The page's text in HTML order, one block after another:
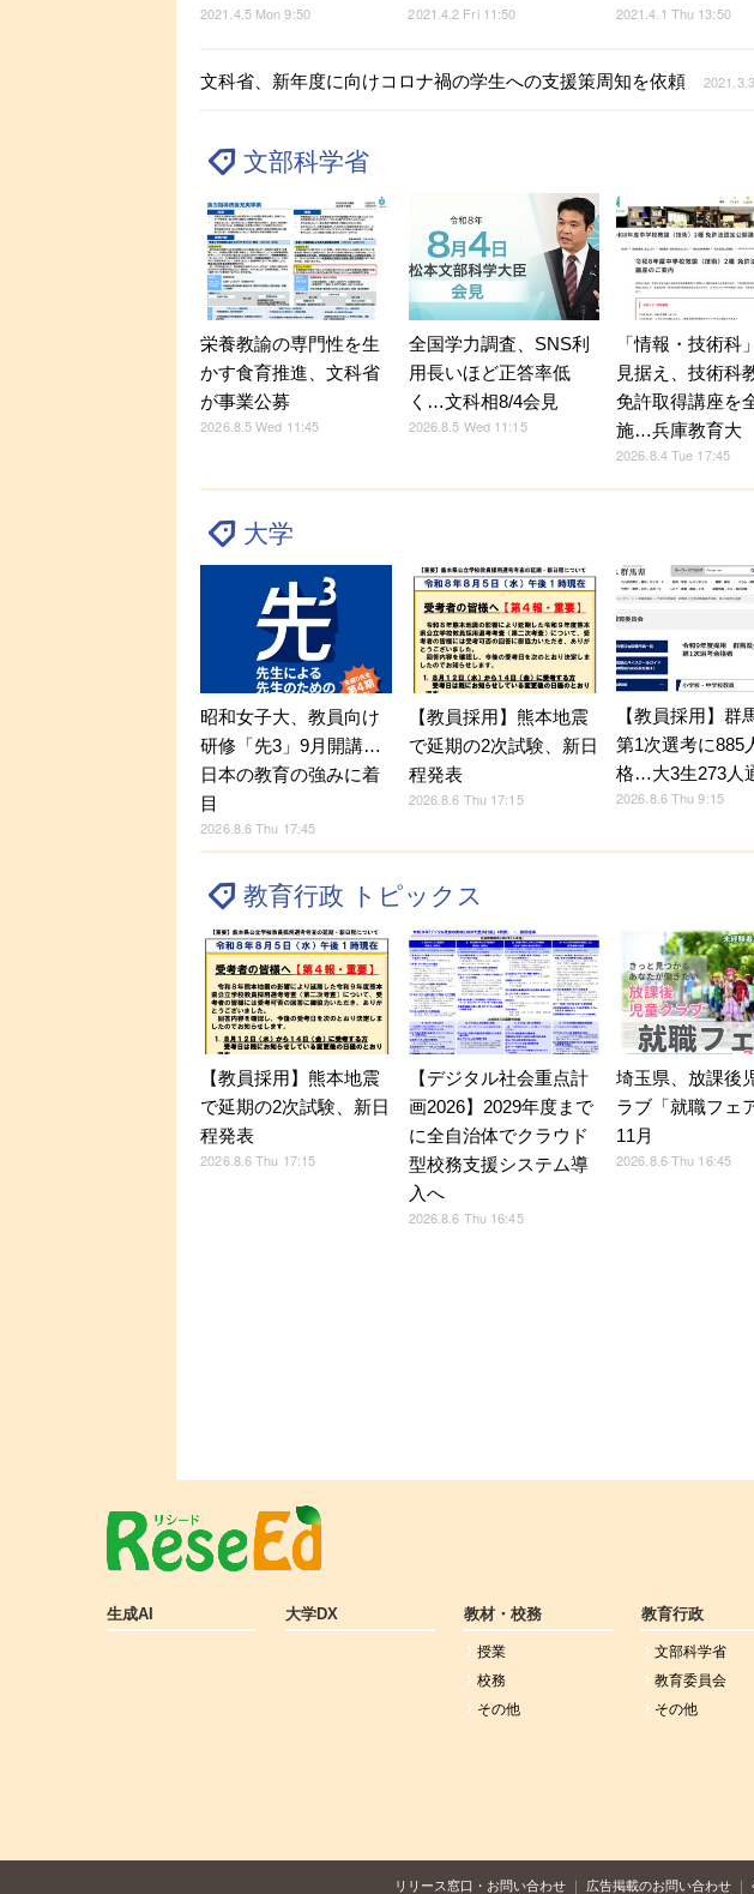
2021.4.5 Mon 9:50 2021.4.2 Fri 11:50 2021.4.1 Thu 13:50
文科省、新年度に向けコロナ禍の学生への支援策周知を依頼
文部科学省
栄養教諭の専門性を生
かす食育推進、文科省
が事業公募
2026.8.5 Wed 11:45
全国学力調査、SNS利
用長いほど正答率低
く…文科相8/4会見
2026.8.5 Wed 11:15
「情報・技術科
見据え、技術科
免許取得講座を
施…兵庫教育大
2026.8.4 Tue 17:45
大学
昭和女子大、教員向け
研修「先3」9月開講…
日本の教育の強みに着
目
2026.8.6 Thu 17:45
【教員採用】熊本地震
で延期の2次試験、新日
程発表
2026.8.6 Thu 17:15
【教員採用】群
第1次選考に885
格…大3生273人
2026.8.6 Thu 9:15
教育行政 トピックス
【教員採用】熊本地震
で延期の2次試験、新日
程発表
2026.8.6 Thu 17:15
【デジタル社会重点計
画2026】2029年度まで
に全自治体でクラウド
型校務支援システム導
入へ
2026.8.6 Thu 16:45
埼玉県、放課後
ラブ「就職フェ
11月
2026.8.6 Thu 16:45
生成AI 大学DX 教材・校務
授業
校務
その他
教育行政
文部科学省
教育委員会
その他
リリース窓口・お問い合わせ 広告掲載のお問い合わせ